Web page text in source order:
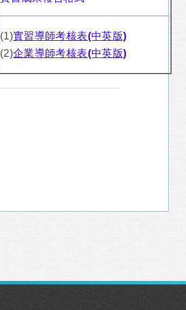
(1)實習導師考核表(中英版)
(2)企業導師考核表(中英版)